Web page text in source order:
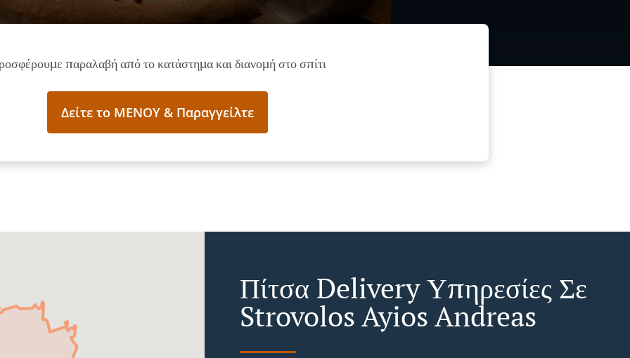
παραλαβή από το κατάστημα και διανομή στο σπίτι
Δείτε το ΜΕΝΟΥ & Παραγγείλτε
Πίτσα Delivery Υπηρεσίες Σε
Strovolos Ayios Andreas